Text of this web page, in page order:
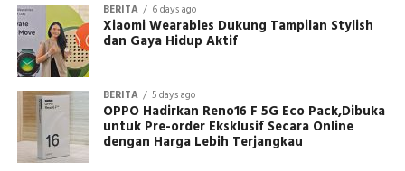
BERITA 6 days ago
Xiaomi Wearables Dukung Tampilan Stylish
dan Gaya Hidup Aktif
BERITA 5 days ago
OPPO Hadirkan Reno16 F 5G Eco Pack,Dibuka
untuk Pre-order Eksklusif Secara Online
dengan Harga Lebih Terjangkau